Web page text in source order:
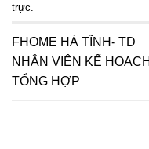
trực
FHOME HÀ TĨNH- TD
NHÂN VIÊN KẾ HOẠCH
TỔNG HỢP